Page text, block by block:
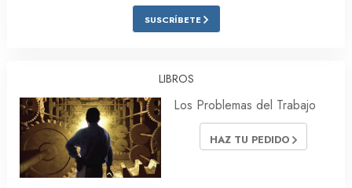
SUSCRÍBETE
LIBROS
Los Problemas del Trabajo
HAZ TU PEDIDO